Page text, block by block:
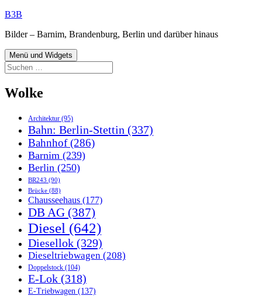
Zum
springen
B3B
Bilder – Barnim, Brandenburg, Berlin und darüber hinaus
Menü und Widgets
Suchen
nach:
Wolke
Architektur (95)
Bahn: Berlin-Stettin (337)
Bahnhof(286)
Barnim (239)
Berlin (250)
BR243 (90)
Brücke (88)
Chausseehaus (177)
DB AG (387)
Diesel (642)
Diesellok (329)
Dieseltriebwagen (208)
Doppelstock (104)
E-Lok (318)
E-Triebwagen (137)